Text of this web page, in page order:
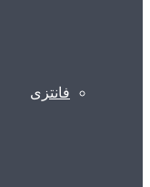
فانتزی